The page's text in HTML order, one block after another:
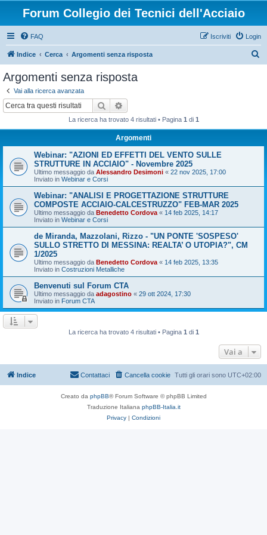
Forum Collegio dei Tecnici dell'Acciaio
FAQ Login
Iscriviti
Indice Cerca Argomenti senza risposta
Argomenti senza risposta
Vai alla ricerca avanzata
Cerca
La ricerca ha trovato 4 risultati • Pagina 1 di 1
Argomenti
Webinar: "AZIONI ED EFFETTI DEL VENTO SULLE
STRUTTURE IN ACCIAIO" - Novembre 2025
Ultimo messaggio da Alessandro Desimoni « 22 nov 2025, 17:00
Inviato in Webinar e Corsi
Webinar: "ANALISI E PROGETTAZIONE STRUTTURE
COMPOSTE ACCIAIO-CALCESTRUZZO" FEB-MAR 2025
Ultimo messaggio da Benedetto Cordova « 14 feb 2025, 14:17
Inviato in Webinar e Corsi
de Miranda, Mazzolani, Rizzo - "UN PONTE 'SOSPESO'
SULLO STRETTO DI MESSINA: REALTA’ O UTOPIA?", CM
1/2025
Ultimo messaggio da Benedetto Cordova « 14 feb 2025, 13:35
Inviato in Costruzioni Metalliche
Benvenuti sul Forum CTA
Ultimo messaggio da adagostino « 29 ott 2024, 17:30
Inviato in Forum CTA
La ricerca ha trovato 4 risultati • Pagina 1 di 1
Vai a
Indice Tutti gli orari sono UTC+02:00
Cancella cookie
Contattaci
Creato da phpBB® Forum Software © phpBB Limited
Traduzione Italiana phpBB-Italia.it
Privacy | Condizioni